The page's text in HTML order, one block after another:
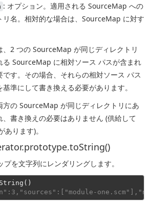
: オプション。適用される SourceMap への
リ名。相対的な場合は、SourceMap に対す
、2 つの SourceMap が同じディレクトリ
る SourceMap に相対ソース パスが含まれ
です。その場合、それらの相対ソース パス
準にして書き換える必要があります。
方の SourceMap が同じディレクトリにあ
、書き換えの必要はありません (供給して
あります)。
を文字列にレンダリングします。